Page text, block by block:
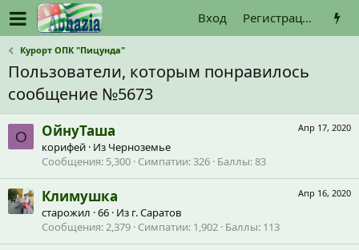
Вход Регистрация
Курорт ОПК "Пицунда"
Пользователи, которым понравилось
сообщение №5673
О
Апр 17, 2020
ОйнуТаша
корифей · Из Черноземье
Сообщения 5,300 Симпатии 326 Баллы 83
Апр 16, 2020
Климушка
старожил ·66 · Из г. Саратов
Сообщения 2,379 Симпатии 1,902 Баллы 113